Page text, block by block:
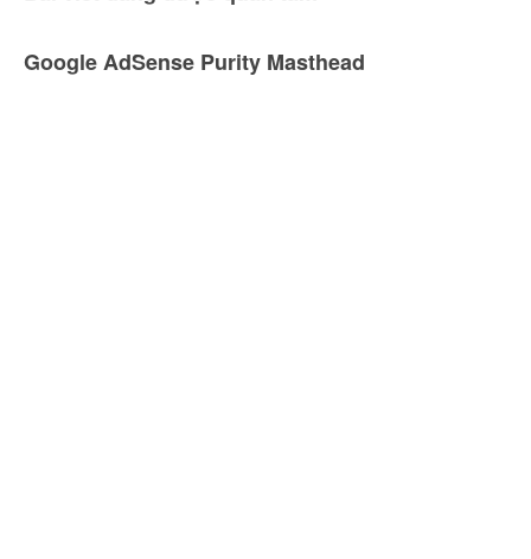
Google AdSense Purity Masthead